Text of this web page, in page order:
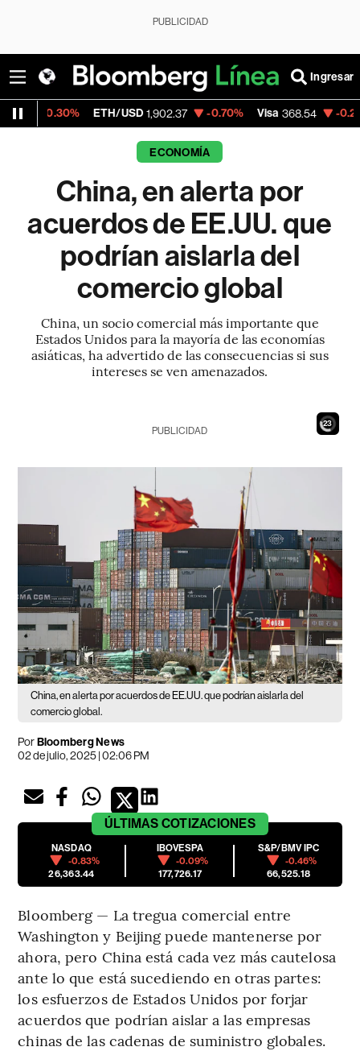
PUBLICIDAD
Ingresar
ETH/USD 1,902.37 -0.70% Visa 368.54 -0.28%
ECONOMÍA
China, en alerta por
acuerdos de EE.UU. que
podrían aislarla del
comercio global
China, un socio comercial más importante que
Estados Unidos para la mayoría de las economías
asiáticas, ha advertido de las consecuencias si sus
intereses se ven amenazados.
21
PUBLICIDAD
China, en alerta por acuerdos de EE.UU. que podrían aislarla del
comercio global.
PorBloomberg News
02 de julio, 2025 | 02:06 PM
ÚLTIMAS COTIZACIONES
NASDAQ
-0.83%
26,363.44
IBOVESPA
-0.09%
177,726.17
S&P/BMV IPC
-0.46%
66,525.18
Bloomberg — La tregua comercial entre
Washington y Beijing puede mantenerse por
ahora, pero China está cada vez más cautelosa
ante lo que está sucediendo en otras partes:
los esfuerzos de Estados Unidos por forjar
acuerdos que podrían aislar a las empresas
chinas de las cadenas de suministro globales.